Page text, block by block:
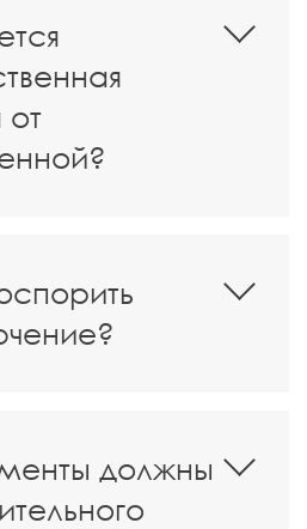
от
должны